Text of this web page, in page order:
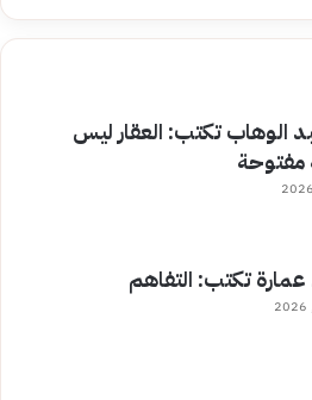
الوهاب تكتب: العقار ليس
مفتوحة
تكتب: التفاهم